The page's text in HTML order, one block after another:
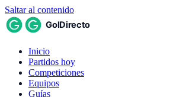
Saltar al contenido
Inicio
Partidos hoy
Competiciones
Equipos
Guías